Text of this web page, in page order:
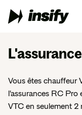
Qui sommes-
Alimentation et
Ameublement et
Assurance
Se lancer en 2026
Vous êtes chauffeur
l'assurances RC
VTC en seulement 2